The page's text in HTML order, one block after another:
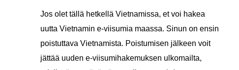
Jos olet tällä hetkellä Vietnamissa, et voi hakea
uutta Vietnamin e-viisumia maassa. Sinun on ensin
poistuttava Vietnamista. Poistumisen jälkeen voit
jättää uuden e-viisumihakemuksen ulkomailta,